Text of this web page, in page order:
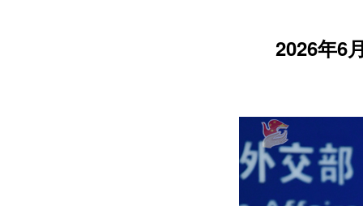
2026年6